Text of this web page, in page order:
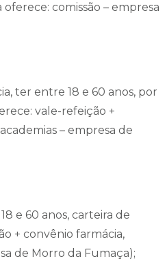
comissão – empresa
ter entre 18 e 60 anos, por
vale-refeição +
– empresa de
e 60 anos, carteira de
+ convênio farmácia,
de Morro da Fumaça);